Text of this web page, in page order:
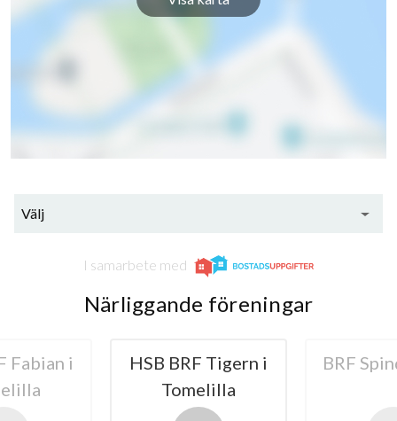
12
Välj
I samarbete med
Närliggande föreningar
Fabian i
HSB BRF Tigern i
Tomelilla
BRF